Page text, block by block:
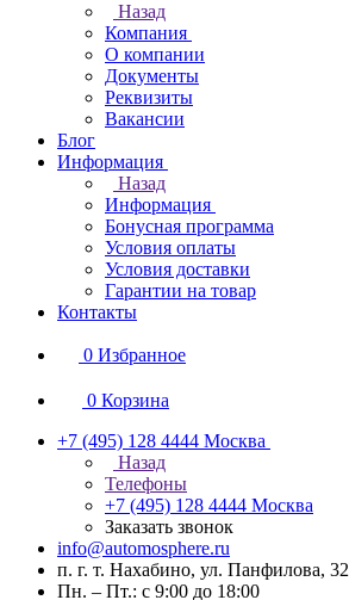
Назад
Компания
О компании
Документы
Реквизиты
Вакансии
Блог
Информация
Назад
Информация
Бонусная программа
Условия оплаты
Условия доставки
Гарантии на товар
Контакты
0 Избранное
0 Корзина
+7 (495) 128 4444 Москва
Назад
Телефоны
+7 (495) 128 4444 Москва
Заказать звонок
info@automosphere.ru
п. г. т. Нахабино, ул. Панфилова,
Пн. – Пт.: с 9:00 до 18:00